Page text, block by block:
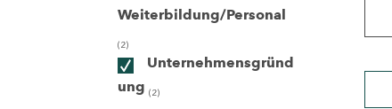
Weiterbildung/Personal
(2)
Unternehmensgründ
ung (2)